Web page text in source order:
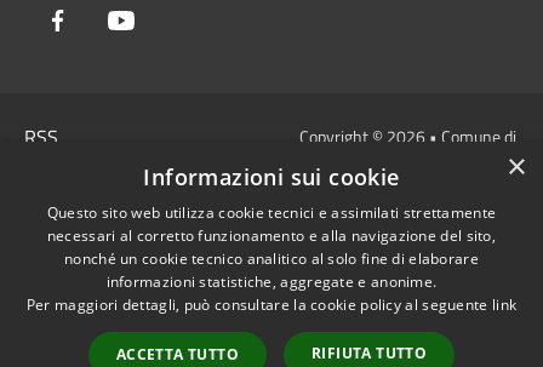
Facebook
RSS
Cookie
Mappa del sito
Area Interna
Dichiarazione di
accessibilità e/o
Copyright © 2026 • Comune di
Melzo - Città Metropolitana di
Milano • Powered by
Municipium•Accesso
redazione
×
Informazioni sui cookie
Questo sito web utilizza cookie tecnici e assimilati strettamente
necessari al corretto funzionamento e alla navigazione del sito,
nonché un cookie tecnico analitico al solo fine di elaborare
informazioni statistiche, aggregate e anonime.
Per maggiori dettagli, può consultare la cookie policy al seguente link
ACCETTA TUTTO RIFIUTA TUTTO